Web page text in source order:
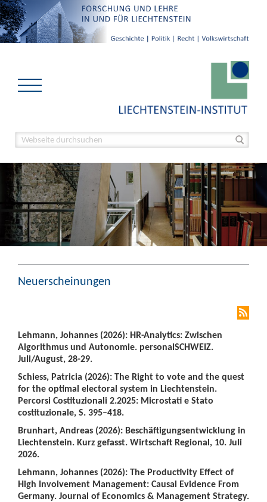
Neuerscheinungen
Lehmann, Johannes (2026): HR-Analytics: Zwischen
Algorithmus und Autonomie. personalSCHWEIZ.
Juli/August, 28-29.
Schiess, Patricia (2026): The Right to vote and the quest
for the optimal electoral system in Liechtenstein.
Percorsi Costituzionali 2.2025: Microstati e Stato
costituzionale, S. 395–418.
Brunhart, Andreas (2026): Beschäftigungsentwicklung in
Liechtenstein. Kurz gefasst. Wirtschaft Regional, 10. Juli
2026.
Lehmann, Johannes (2026): The Productivity Effect of
High Involvement Management: Causal Evidence From
Germany. Journal of Economics & Management Strategy.